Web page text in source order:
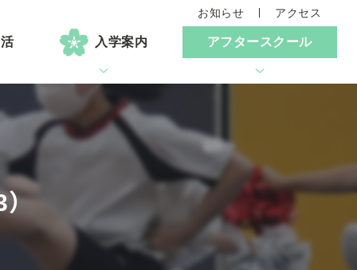
入学案内 アフタースクール
お知らせ アクセス